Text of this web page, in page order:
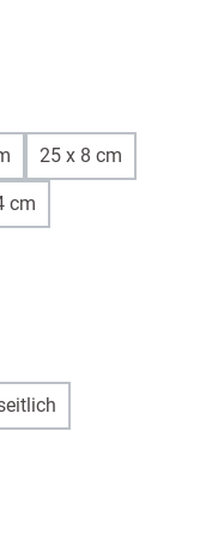
25 x 8 cm
cm